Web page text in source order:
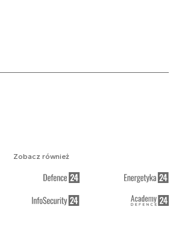
Zobacz również